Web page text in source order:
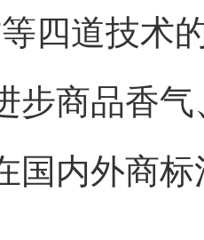
四道技术
步商品香
国内外商